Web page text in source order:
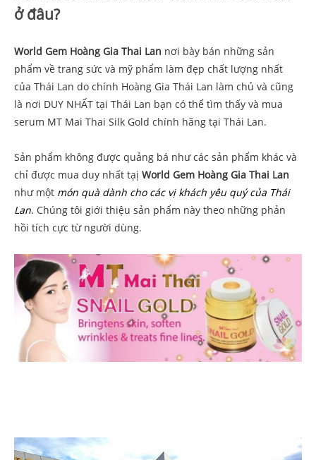
ở đâu?
World Gem Hoàng Gia Thai Lan nơi bày bán những sản
phẩm về trang sức và mỹ phẩm làm đẹp chất lượng nhất
của Thái Lan do chính Hoàng Gia Thái Lan làm chủ và cũng
là nơi DUY NHẤT tại Thái Lan bạn có thể tìm thấy và mua
serum MT Mai Thai Silk Gold chính hãng tại Thái Lan.
Sản phẩm không được quảng bá như các sản phẩm khác và
chỉ được mua duy nhất tạị World Gem Hoàng Gia Thai Lan
như một món quà dành cho các vị khách yêu quý của Thái
Lan. Chúng tôi giới thiệu sản phẩm này theo những phản
hồi tích cực từ người dùng.